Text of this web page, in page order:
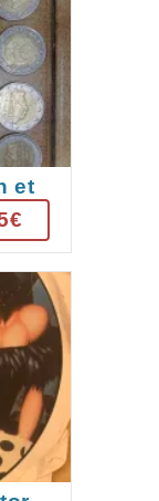
et